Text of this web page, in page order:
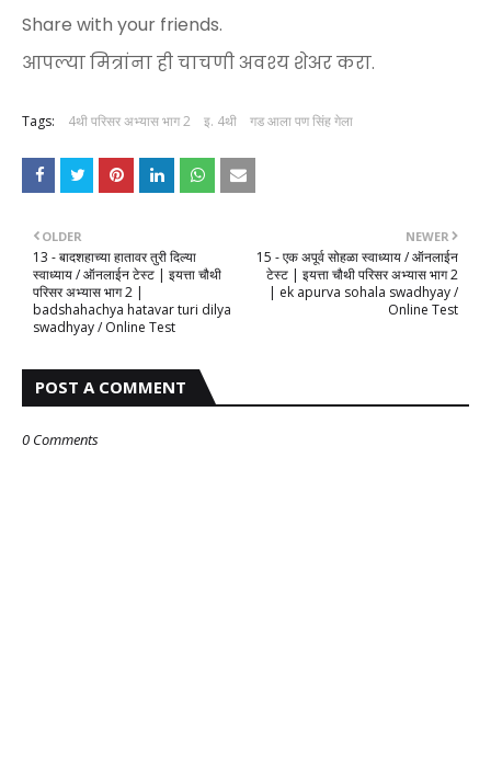
Share with your friends.
आपल्या मित्रांना ही चाचणी अवश्य शेअर करा.
Tags: 4थी परिसर अभ्यास भाग 2 इ. 4थी गड आला पण सिंह गेला
NEWER
15 - एक अपूर्व सोहळा स्वाध्याय / ऑनलाईन
टेस्ट | इयत्ता चौथी परिसर अभ्यास भाग 2
| ek apurva sohala swadhyay /
Online Test
OLDER
13 - बादशहाच्या हातावर तुरी दिल्या
स्वाध्याय / ऑनलाईन टेस्ट | इयत्ता चौथी
परिसर अभ्यास भाग 2 |
badshahachya hatavar turi dilya
swadhyay / Online Test
POST A COMMENT
0 Comments